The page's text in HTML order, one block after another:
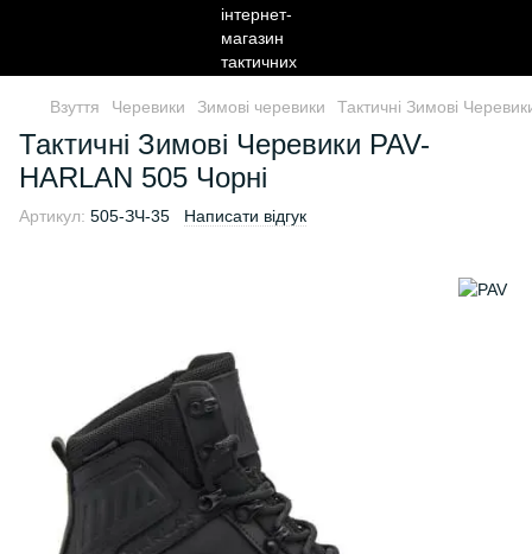
Взуття Черевики Зимові черевики Тактичні Зимові
Тактичні Зимові Черевики PAV-
HARLAN 505 Чорні
Артикул: 505-ЗЧ-35 Написати відгук